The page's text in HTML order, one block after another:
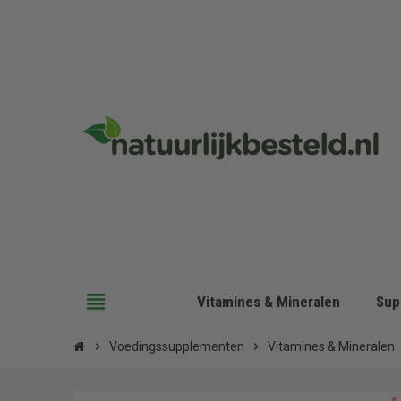
view_headline Vitamines & Mineralen
chevron_right Voedingssupplementen chevron_right Vitamines & Mineralen